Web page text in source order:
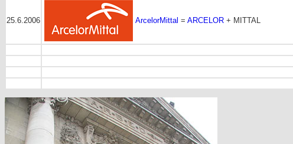
25.6.2006 ArcelorMittal = ARCELOR + MITTAL